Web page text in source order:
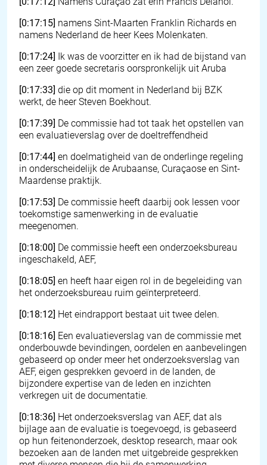
[0:17:15] namens Sint-Maarten Franklin Richards en
namens Nederland de heer Kees Molenkaten.
[0:17:24] Ik was de voorzitter en ik had de bijstand van
een zeer goede secretaris oorspronkelijk uit Aruba
[0:17:33] die op dit moment in Nederland bij BZK
werkt, de heer Steven Boekhout.
[0:17:39] De commissie had tot taak het opstellen van
een evaluatieverslag over de doeltreffendheid
[0:17:44] en doelmatigheid van de onderlinge regeling
in onderscheidelijk de Arubaanse, Curaçaose en Sint-
Maardense praktijk.
[0:17:53] De commissie heeft daarbij ook lessen voor
toekomstige samenwerking in de evaluatie
meegenomen.
[0:18:00] De commissie heeft een onderzoeksbureau
ingeschakeld, AEF,
[0:18:05] en heeft haar eigen rol in de begeleiding van
het onderzoeksbureau ruim geïnterpreteerd.
[0:18:12] Het eindrapport bestaat uit twee delen.
[0:18:16] Een evaluatieverslag van de commissie met
onderbouwde bevindingen, oordelen en aanbevelingen
gebaseerd op onder meer het onderzoeksverslag van
AEF, eigen gesprekken gevoerd in de landen, de
bijzondere expertise van de leden en inzichten
verkregen uit de documentatie.
[0:18:36] Het onderzoeksverslag van AEF, dat als
bijlage aan de evaluatie is toegevoegd, is gebaseerd
op hun feitenonderzoek, desktop research, maar ook
bezoeken aan de landen met uitgebreide gesprekken